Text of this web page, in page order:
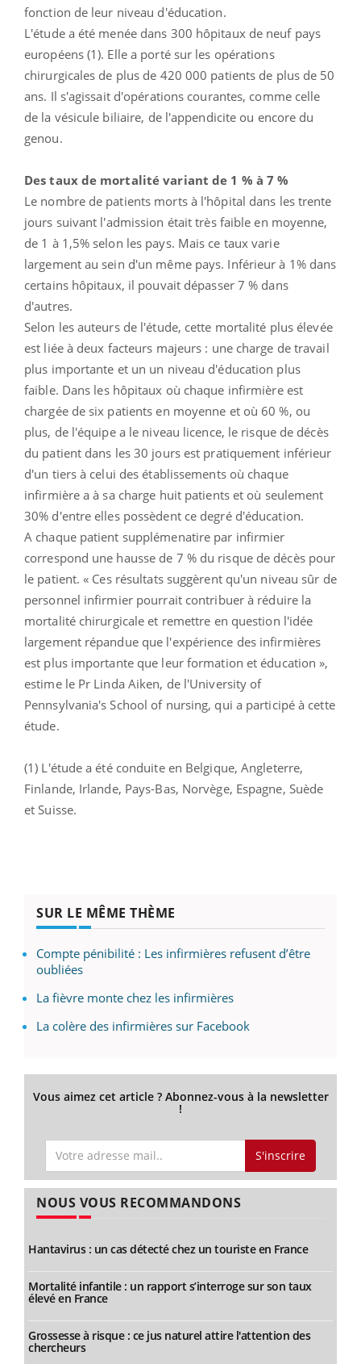
fonction de leur niveau d'éducation.
L'étude a été menée dans 300 hôpitaux de neuf pays
européens (1). Elle a porté sur les opérations
chirurgicales de plus de 420 000 patients de plus de 50
ans. Il s'agissait d'opérations courantes, comme celle
de la vésicule biliaire, de l'appendicite ou encore du
genou.
Des taux de mortalité variant de 1 % à 7 %
Le nombre de patients morts à l'hôpital dans les trente
jours suivant l'admission était très faible en moyenne,
de 1 à 1,5% selon les pays. Mais ce taux varie
largement au sein d'un même pays. Inférieur à 1% dans
certains hôpitaux, il pouvait dépasser 7 % dans
d'autres.
Selon les auteurs de l'étude, cette mortalité plus élevée
est liée à deux facteurs majeurs : une charge de travail
plus importante et un un niveau d'éducation plus
faible. Dans les hôpitaux où chaque infirmière est
chargée de six patients en moyenne et où 60 %, ou
plus, de l'équipe a le niveau licence, le risque de décès
du patient dans les 30 jours est pratiquement inférieur
d'un tiers à celui des établissements où chaque
infirmière a à sa charge huit patients et où seulement
30% d'entre elles possèdent ce degré d'éducation.
A chaque patient supplémenatire par infirmier
correspond une hausse de 7 % du risque de décès pour
le patient. « Ces résultats suggèrent qu'un niveau sûr de
personnel infirmier pourrait contribuer à réduire la
mortalité chirurgicale et remettre en question l'idée
largement répandue que l'expérience des infirmières
est plus importante que leur formation et éducation »,
estime le Pr Linda Aiken, de l'University of
Pennsylvania's School of nursing, qui a participé à cette
étude.
(1) L'étude a été conduite en Belgique, Angleterre,
Finlande, Irlande, Pays-Bas, Norvège, Espagne, Suède
et Suisse.
SUR LE MÊME THÈME
Compte pénibilité : Les infirmières refusent d’être
oubliées
La fièvre monte chez les infirmières
La colère des infirmières sur Facebook
Vous aimez cet article ? Abonnez-vous à la newsletter
!
S'inscrire
NOUS VOUS RECOMMANDONS
Hantavirus : un cas détecté chez un touriste en France
Mortalité infantile : un rapport s’interroge sur son taux
élevé en France
Grossesse à risque : ce jus naturel attire l'attention des
chercheurs